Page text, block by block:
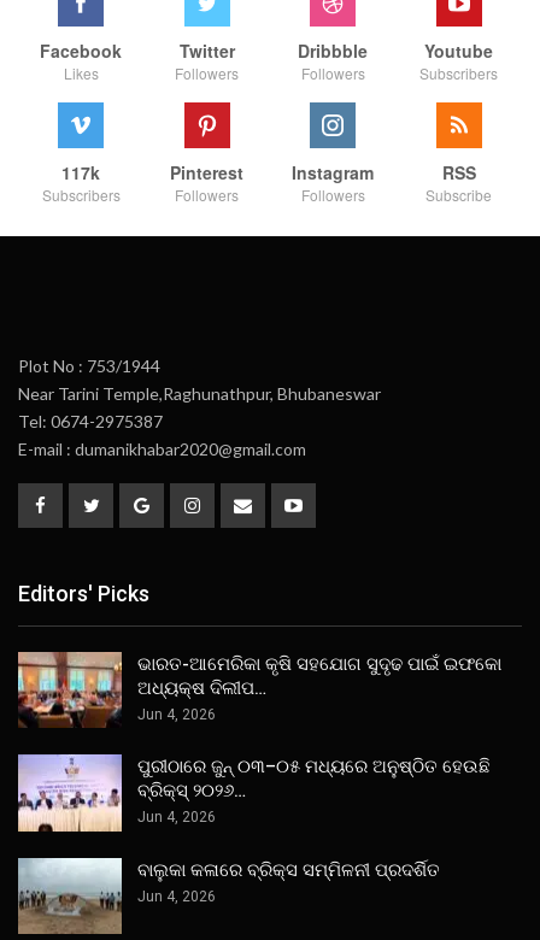
Facebook
Likes
Twitter
Followers
Dribbble
Followers
Youtube
Subscribers
117k
Subscribers
Pinterest
Followers
Instagram
Followers
RSS
Subscribe
Plot No : 753/1944
Near Tarini Temple,Raghunathpur, Bhubaneswar
Tel: 0674-2975387
E-mail : dumanikhabar2020@gmail.com
Editors' Picks
ଭାରତ-ଆମେରିକା କୃଷି ସହଯୋଗ ସୁଦୃଢ ପାଇଁ ଇଫକୋ
ଅଧ୍ୟକ୍ଷ ଦିଲୀପ…
Jun 4, 2026
ପୁରୀଠାରେ ଜୁନ୍ ୦୩–୦୫ ମଧ୍ୟରେ ଅନୁଷ୍ଠିତ ହେଉଛି
ବ୍ରିକ୍ସ୍ ୨୦୨୬…
Jun 4, 2026
ବାଲୁକା କଳାରେ ବ୍ରିକ୍ସ ସମ୍ମିଳନୀ ପ୍ରଦର୍ଶିତ
Jun 4, 2026